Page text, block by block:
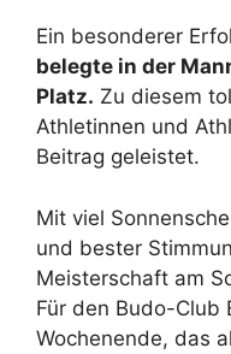
Ein besonderer
belegte in der
Platz. Zu diesem
Athletinnen und
Beitrag geleistet.
Mit viel
und bester
Meisterschaft am
Für den Budo-Club
Wochenende, das